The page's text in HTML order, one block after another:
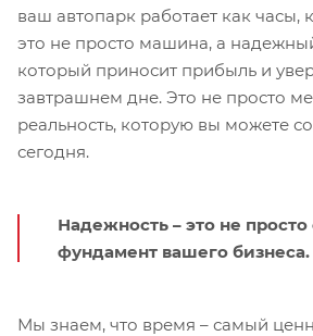
ваш автопарк работает как часы,
это не просто машина, а
который приносит прибыль и
завтрашнем дне. Это не просто
реальность, которую вы можете
сегодня.
Надежность – это не просто
фундамент вашего бизнеса.
Мы знаем, что время – самый